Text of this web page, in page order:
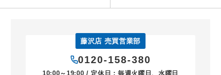
藤沢店 売買営業部
0120-158-380
10:00～19:00 / 定休日：毎週火曜日、水曜日